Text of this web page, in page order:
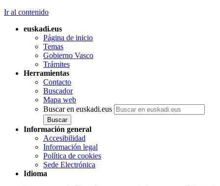
Ir al contenido
euskadi.eus
Página de inicio
Temas
Gobierno Vasco
Trámites
Herramientas
Contacto
Buscador
Mapa web
Buscar en euskadi.eus
Información general
Accesibilidad
Información legal
Política de cookies
Sede Electrónica
Idioma